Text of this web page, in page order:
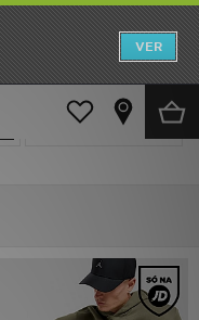
VER
Com Capuz
Actualizar a pesquisa